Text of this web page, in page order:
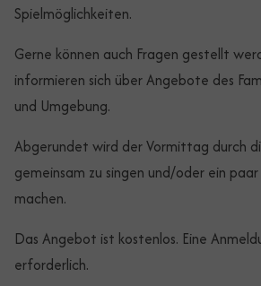
Spielmöglichkeiten.
Gerne können auch Fragen gestellt
informieren sich über Angebote des
und Umgebung.
Abgerundet wird der Vormittag durch
gemeinsam zu singen und/oder ein paar
machen.
Das Angebot ist kostenlos. Eine
erforderlich.